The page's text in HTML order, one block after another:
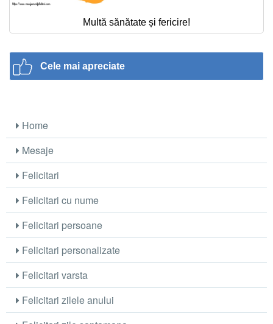
Multă sănătate și fericire!
Cele mai apreciate
Home
Mesaje
Felicitari
Felicitari cu nume
Felicitari persoane
Felicitari personalizate
Felicitari varsta
Felicitari zilele anului